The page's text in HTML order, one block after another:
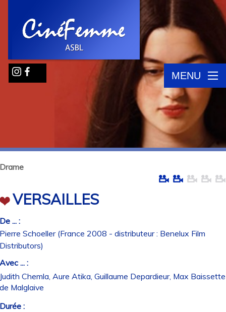
MENU
VERSAILLES
... :
Schoeller (France 2008 - distributeur : Benelux Film
... :
Chemla, Aure Atika, Guillaume Depardieur, Max Baissette
Malglaive
: